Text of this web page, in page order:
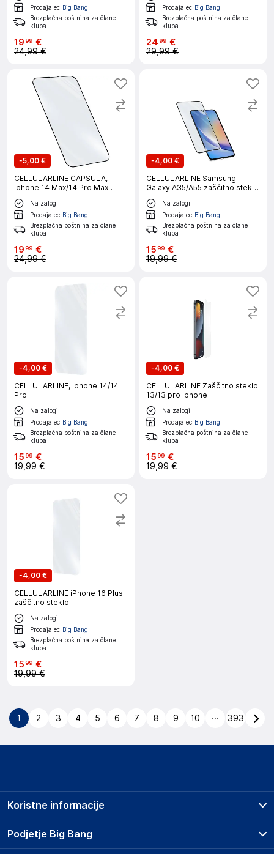
Prodajalec Big Bang
Brezplačna poštnina za člane
kluba
1999 €
24,99 €
Prodajalec Big Bang
Brezplačna poštnina za člane
kluba
2499 €
29,99 €
-5,00 €
CELLULARLINE CAPSULA,
Iphone 14 Max/14 Pro Max
zaščitno steklo
Na zalogi
Prodajalec Big Bang
Brezplačna poštnina za člane
kluba
1999 €
24,99 €
-4,00 €
CELLULARLINE Samsung
Galaxy A35/A55 zaščitno steklo
za telefon
Na zalogi
Prodajalec Big Bang
Brezplačna poštnina za člane
kluba
1599 €
19,99 €
-4,00 €
CELLULARLINE, Iphone 14/14
Pro
Na zalogi
Prodajalec Big Bang
Brezplačna poštnina za člane
kluba
1599 €
19,99 €
-4,00 €
CELLULARLINE Zaščitno steklo
13/13 pro Iphone
Na zalogi
Prodajalec Big Bang
Brezplačna poštnina za člane
kluba
1599 €
19,99 €
-4,00 €
CELLULARLINE iPhone 16 Plus
zaščitno steklo
Na zalogi
Prodajalec Big Bang
Brezplačna poštnina za člane
kluba
1599 €
19,99 €
1 2 3 4 5 6 7 8 9 10 ... 393
Podjetje Big Bang
Koristne informacije
Prodajna mesta